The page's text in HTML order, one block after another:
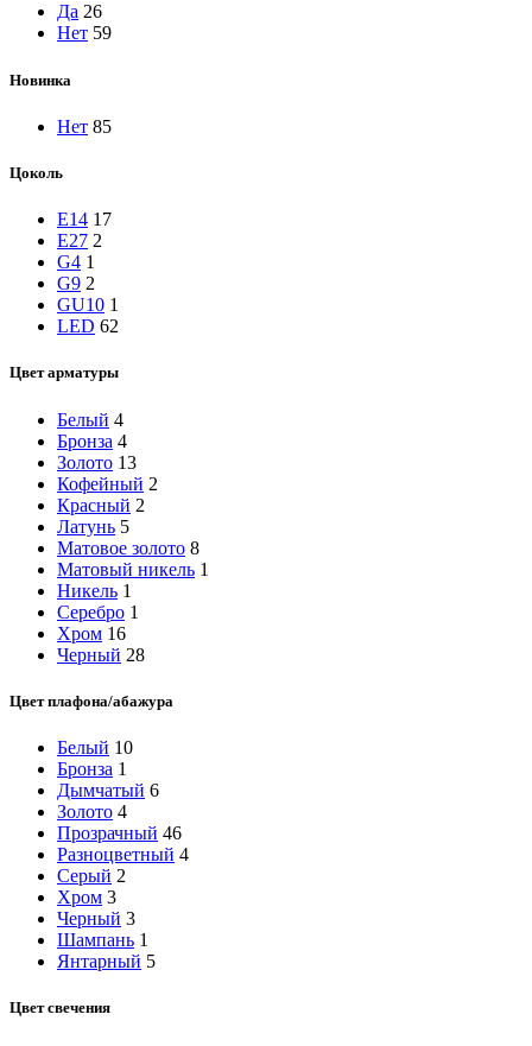
Да 26
Нет 59
Новинка
Нет 85
Цоколь
E14 17
E27 2
G4 1
G9 2
GU10 1
LED 62
Цвет арматуры
Белый 4
Бронза 4
Золото 13
Кофейный 2
Красный 2
Латунь 5
Матовое золото 8
Матовый никель 1
Никель 1
Серебро 1
Хром 16
Черный 28
Цвет плафона/абажура
Белый 10
Бронза 1
Дымчатый 6
Золото 4
Прозрачный 46
Разноцветный 4
Серый 2
Хром 3
Черный 3
Шампань 1
Янтарный 5
Цвет свечения